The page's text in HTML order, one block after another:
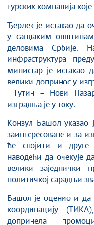
турских компанија
Ђерлек је истакао да
у санџаким
деловима Србије.
инфраструктура
министар је истакао
велики допринос у
Тутин – Нови
изградња је у току.
Конзул Башол указао
заинтересоване и за
ће спојити и друге
наводећи да очекује
велики заједнички
политичкој сарадњи
Башол је оценио и да
координацију
допринела